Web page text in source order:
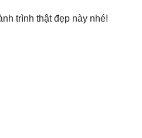
trình thật đẹp này nhé!